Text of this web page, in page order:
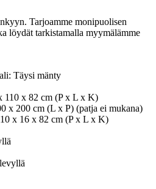
Tarjoamme monipuolisen
löydät tarkistamalla myymälämme
Täysi mänty
110 x 82 cm (P x L x K)
x 200 cm (L x P) (patja ei mukana)
x 16 x 82 cm (P x L x K)